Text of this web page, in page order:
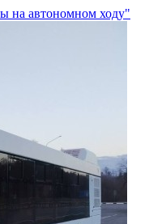
на автономном ходу"